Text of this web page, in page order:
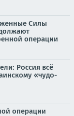
Силы
операции
Россия всё
«чудо-
операции